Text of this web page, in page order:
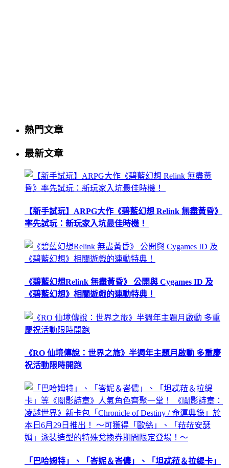
熱門文章
最新文章
【新手試玩】ARPG大作《碧藍幻想 Relink 無盡黃昏》
率先試玩：新玩家入坑最佳時機！
《碧藍幻想Relink 無盡黃昏》 公開與 Cygames ID 及
《碧藍幻想》相關遊戲的連動特典！
《RO 仙境傳說：世界之旅》半週年主題月啟動 多重慶
祝活動限時開跑
「巴哈姆特」、「峇妮＆峇儂」、「坦忒菈＆拉緹卡」